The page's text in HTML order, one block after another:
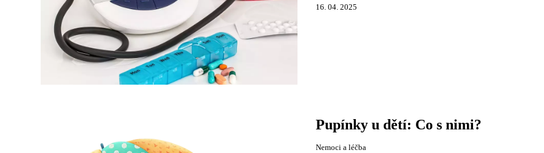
16. 04. 2025
Pupínky u dětí: Co s nimi?
Nemoci a léčba